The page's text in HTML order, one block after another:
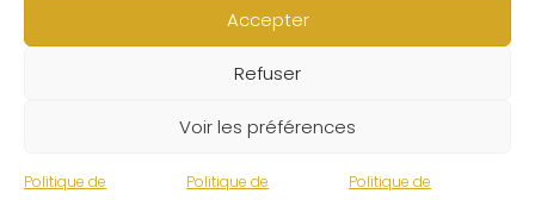
Accepter
Refuser
Voir les préférences
Politique de Politique de Politique de
à votre disposition 7j/7 et 24h/24.
Notre règle d’or ? Un client 100% satisfait.
© Le Refuge du Sorcier™